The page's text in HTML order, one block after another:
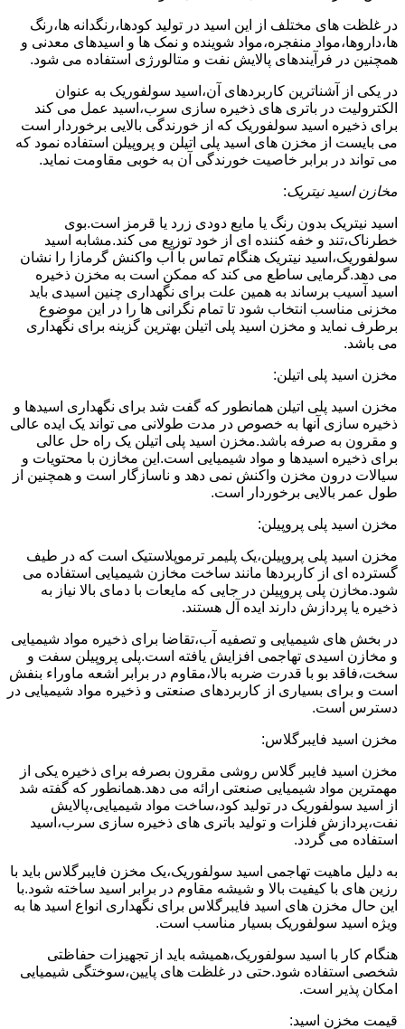
در غلظت های مختلف از این اسید در تولید کودها،رنگدانه ها،رنگ
ها،داروها،مواد منفجره،مواد شوینده و نمک ها و اسیدهای معدنی و
همچنین در فرآیندهای پالایش نفت و متالورژی استفاده می شود.
در یکی از آشناترین کاربردهای آن،اسید سولفوریک به عنوان
الکترولیت در باتری های ذخیره سازی سرب،اسید عمل می کند
برای ذخیره اسید سولفوریک که از خورندگی بالایی برخوردار است
می بایست از مخزن های اسید پلی اتیلن و پروپیلن استفاده نمود که
می تواند در برابر خاصیت خورندگی آن به خوبی مقاومت نماید.
مخازن اسید نیتریک:
اسید نیتریک بدون رنگ یا مایع دودی زرد یا قرمز است.بوی
خطرناک،تند و خفه کننده ای از خود توزیع می کند.مشابه اسید
سولفوریک،اسید نیتریک هنگام تماس با آب واکنش گرمازا را نشان
می دهد.گرمایی ساطع می کند که ممکن است به مخزن ذخیره
اسید آسیب برساند به همین علت برای نگهداری چنین اسیدی باید
مخزنی مناسب انتخاب شود تا تمام نگرانی ها را در این موضوع
برطرف نماید و مخزن اسید پلی اتیلن بهترین گزینه برای نگهداری
می باشد.
مخزن اسید پلی اتیلن:
مخزن اسید پلی اتیلن همانطور که گفت شد برای نگهداری اسیدها و
ذخیره سازی آنها به خصوص در مدت طولانی می تواند یک ایده عالی
و مقرون به صرفه باشد.مخزن اسید پلی اتیلن یک راه حل عالی
برای ذخیره اسیدها و مواد شیمیایی است.این مخازن با محتویات و
سیالات درون مخزن واکنش نمی دهد و ناسازگار است و همچنین از
طول عمر بالایی برخوردار است.
مخزن اسید پلی پروپیلن:
مخزن اسید پلی پروپیلن،یک پلیمر ترموپلاستیک است که در طیف
گسترده ای از کاربردها مانند ساخت مخازن شیمیایی استفاده می
شود.مخازن پلی پروپیلن در جایی که مایعات با دمای بالا نیاز به
ذخیره یا پردازش دارند ایده آل هستند.
در بخش های شیمیایی و تصفیه آب،تقاضا برای ذخیره مواد شیمیایی
و مخازن اسیدی تهاجمی افزایش یافته است.پلی پروپیلن سفت و
سخت،فاقد بو با قدرت ضربه بالا،مقاوم در برابر اشعه ماوراء بنفش
است و برای بسیاری از کاربردهای صنعتی و ذخیره مواد شیمیایی در
دسترس است.
مخزن اسید فایبرگلاس:
مخزن اسید فایبر گلاس روشی مقرون بصرفه برای ذخیره یکی از
مهمترین مواد شیمیایی صنعتی ارائه می دهد.همانطور که گفته شد
از اسید سولفوریک در تولید کود،ساخت مواد شیمیایی،پالایش
نفت،پردازش فلزات و تولید باتری های ذخیره سازی سرب،اسید
استفاده می گردد.
به دلیل ماهیت تهاجمی اسید سولفوریک،یک مخزن فایبرگلاس باید با
رزین های با کیفیت بالا و شیشه مقاوم در برابر اسید ساخته شود.با
این حال مخزن های اسید فایبرگلاس برای نگهداری انواع اسید ها به
ویژه اسید سولفوریک بسیار مناسب است.
هنگام کار با اسید سولفوریک،همیشه باید از تجهیزات حفاظتی
شخصی استفاده شود.حتی در غلظت های پایین،سوختگی شیمیایی
امکان پذیر است.
قیمت مخزن اسید: